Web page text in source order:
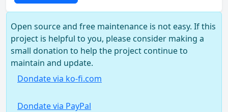
Open source and free maintenance is not easy. If this
project is helpful to you, please consider making a
small donation to help the project continue to
maintain and update.
Dondate via ko-fi.com
Dondate via PayPal